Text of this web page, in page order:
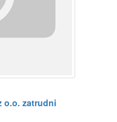
o.o. zatrudni